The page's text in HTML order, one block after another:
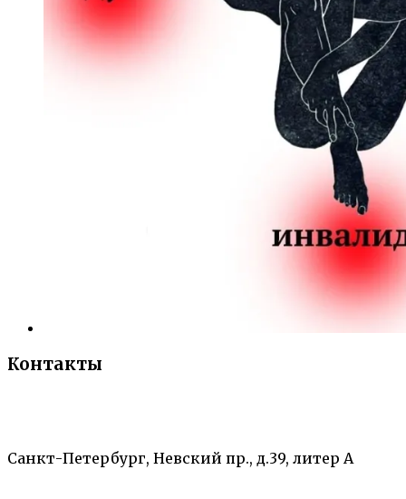
Контакты
Санкт-Петербург, Невский пр., д.39, литер А